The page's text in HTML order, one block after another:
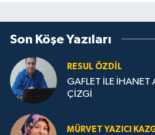
Son Köşe Yazıları
RESUL ÖZDIL
GAFLET İLE İHANET
ÇİZGİ
MÜRVET YAZICI